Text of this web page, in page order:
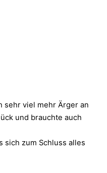
sehr viel mehr Ärger an
und brauchte auch
sich zum Schluss alles